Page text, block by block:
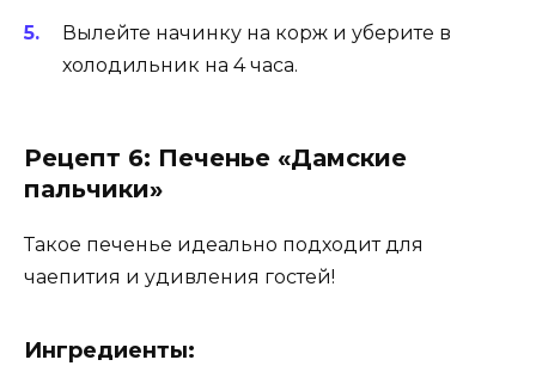
Вылейте начинку на корж и уберите в
холодильник на 4 часа.
Рецепт 6: Печенье «Дамские
пальчики»
Такое печенье идеально подходит для
чаепития и удивления гостей!
Ингредиенты: